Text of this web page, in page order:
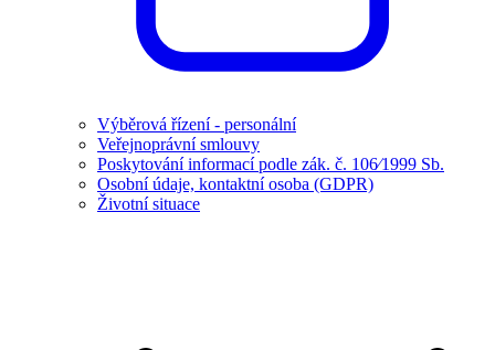
Výběrová řízení - personální
Veřejnoprávní smlouvy
Poskytování informací podle zák. č. 106⁄1999 Sb.
Osobní údaje, kontaktní osoba (GDPR)
Životní situace